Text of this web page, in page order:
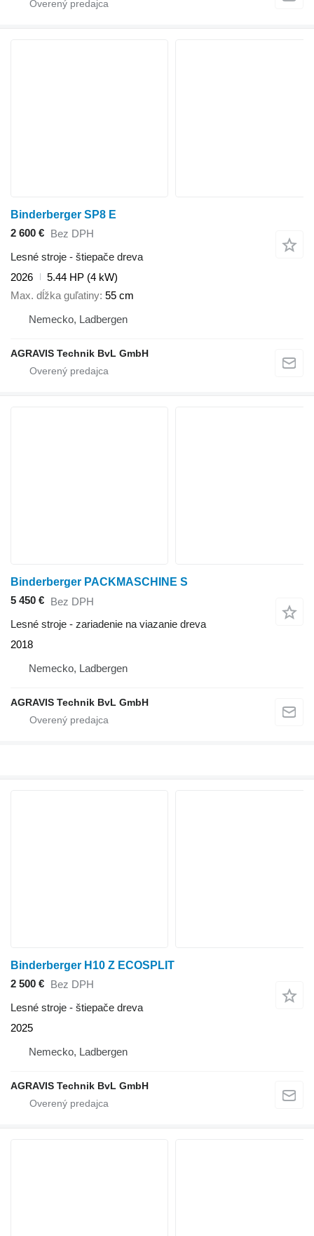
Binderberger SP8 E
2 600 € Bez DPH
Lesné stroje - štiepače dreva
2026
5.44 HP (4 kW)
Max. dĺžka guľatiny 55 cm
Nemecko, Ladbergen
AGRAVIS Technik BvL GmbH
Binderberger PACKMASCHINE S
5 450 € Bez DPH
Lesné stroje - zariadenie na viazanie dreva
2018
Nemecko, Ladbergen
AGRAVIS Technik BvL GmbH
Binderberger H10 Z ECOSPLIT
2 500 € Bez DPH
Lesné stroje - štiepače dreva
2025
Nemecko, Ladbergen
AGRAVIS Technik BvL GmbH